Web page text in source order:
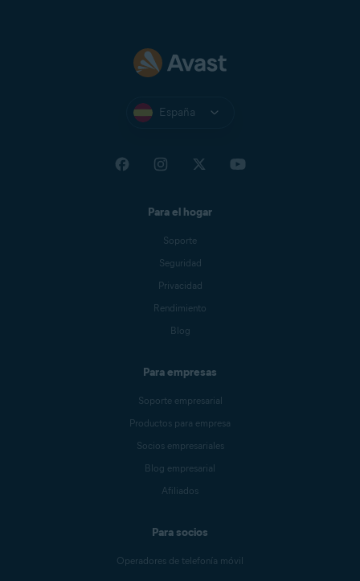
España
Para el hogar
Soporte
Seguridad
Privacidad
Rendimiento
Blog
Para empresas
Soporte empresarial
Productos para empresa
Socios empresariales
Blog empresarial
Afiliados
Para socios
Operadores de telefonía móvil